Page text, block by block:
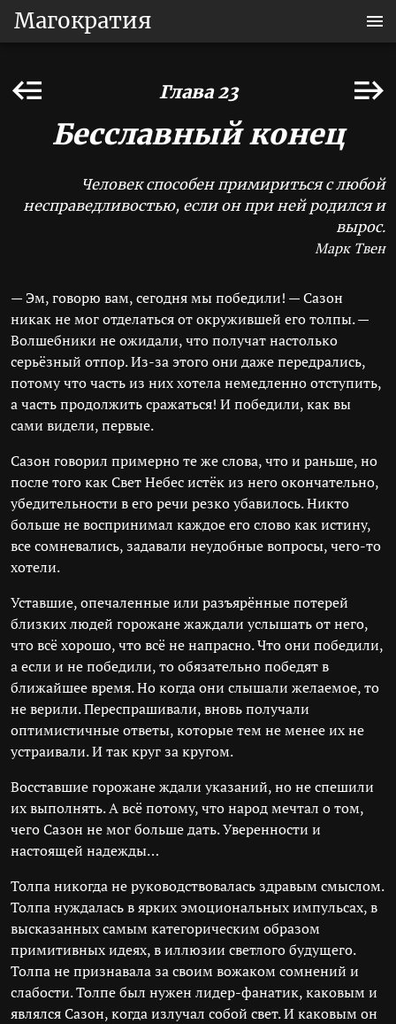
Магократия
Глава 23
Бесславный конец
Человек способен примириться с любой
несправедливостью, если он при ней родился и
вырос.
Марк Твен
— Эм, говорю вам, сегодня мы победили! — Сазон
никак не мог отделаться от окружившей его толпы. —
Волшебники не ожидали, что получат настолько
серьёзный отпор. Из-за этого они даже передрались,
потому что часть из них хотела немедленно отступить,
а часть продолжить сражаться! И победили, как вы
сами видели, первые.
Сазон говорил примерно те же слова, что и раньше, но
после того как Свет Небес истёк из него окончательно,
убедительности в его речи резко убавилось. Никто
больше не воспринимал каждое его слово как истину,
все сомневались, задавали неудобные вопросы, чего-то
хотели.
Уставшие, опечаленные или разъярённые потерей
близких людей горожане жаждали услышать от него,
что всё хорошо, что всё не напрасно. Что они победили,
а если и не победили, то обязательно победят в
ближайшее время. Но когда они слышали желаемое, то
не верили. Переспрашивали, вновь получали
оптимистичные ответы, которые тем не менее их не
устраивали. И так круг за кругом.
Восставшие горожане ждали указаний, но не спешили
их выполнять. А всё потому, что народ мечтал о том,
чего Сазон не мог больше дать. Уверенности и
настоящей надежды…
Толпа никогда не руководствовалась здравым смыслом.
Толпа нуждалась в ярких эмоциональных импульсах, в
высказанных самым категорическим образом
примитивных идеях, в иллюзии светлого будущего.
Толпа не признавала за своим вожаком сомнений и
слабости. Толпе был нужен лидер-фанатик, каковым и
являлся Сазон, когда излучал собой свет. И каковым он